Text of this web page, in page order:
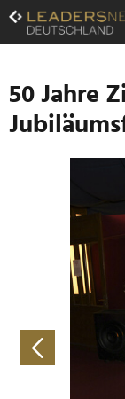
Zum
Inhalt
Zur
Navigation
Zur
Hauptnavigation
50 Jahre